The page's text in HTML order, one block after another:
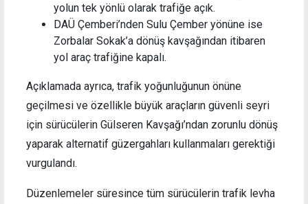
yolun tek yönlü olarak trafiğe açık.
DAÜ Çemberi’nden Sulu Çember yönüne ise
Zorbalar Sokak’a dönüş kavşağından itibaren
yol araç trafiğine kapalı.
Açıklamada ayrıca, trafik yoğunluğunun önüne
geçilmesi ve özellikle büyük araçların güvenli seyri
için sürücülerin Gülseren Kavşağı’ndan zorunlu dönüş
yaparak alternatif güzergahları kullanmaları gerektiği
vurgulandı.
Düzenlemeler süresince tüm sürücülerin trafik levha